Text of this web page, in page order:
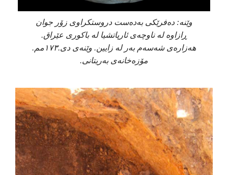
وێنە: دەفرێکی بەدەست دروستکراوی زۆر جوان
ڕازاوە لە ناوچەی ئارپاتشیا لە باکوری عێراق.
هەزارەی شەسەم بەر لە زایین. وێنەی دی.١٧٣مم.
مۆزەخانەی بەریتانی.